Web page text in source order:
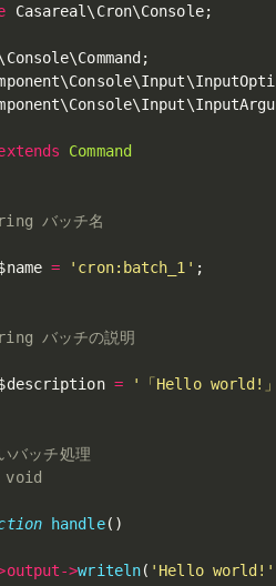
Casareal \ Cron\Console;
Console\Command;
\Console\Input\
\Console\Input\
Command
バッチ名
= 'cron:batch_1' ;
バッチの説明
= '「Hello world!」
バッチ処理
void
handle( )
output->writeln( 'Hello world!'